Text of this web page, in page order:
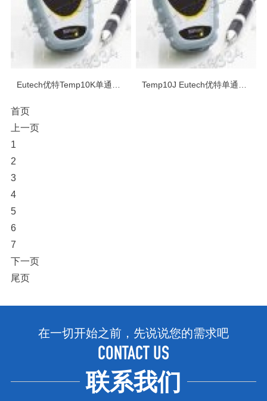
Eutech优特Temp10K单通道热电偶温度计 Temp10J Eutech优特单通道热电偶温度计
首页
上一页
1
2
3
4
5
6
7
下一页
尾页
在一切开始之前，先说说您的需求吧
CONTACT US
联系我们